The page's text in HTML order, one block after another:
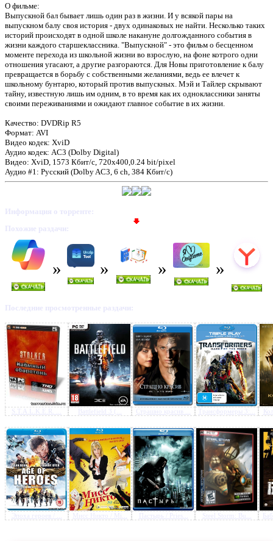
Предлагаем скачать
Выпускной / Prom (2011)
О фильме:
Выпускной бал бывает лишь один раз в жизни. И у всякой пары на
выпускном балу своя история - двух одинаковых не найти. Несколько таких
историй происходят в одной школе накануне долгожданного события в
жизни каждого старшеклассника. "Выпускной" - это фильм о бесценном
моменте перехода из школьной жизни во взрослую, на фоне котрого одни
отношения угасают, а другие разгораются. Для Новы приготовление к балу
превращается в борьбу с собственными желаниями, ведь ее влечет к
школьному бунтарю, который против выпускных. Мэй и Тайлер скрывают
тайну, известную лишь им одним, в то время как их одноклассники заняты
своими переживаниями и ожидают главное событие в их жизни.
Качество: DVDRip R5
Формат: AVI
Видео кодек: XviD
Аудио кодек: AC3 (Dolby Digital)
Видео: XviD, 1573 Кбит/с, 720x400,0.24 bit/pixel
Аудио #1: Русский (Dolby AC3, 6 ch, 384 Кбит/с)
Информация о торренте:
Похожие раздачи:
Последние просмотренные раздачи:
S.T.A.L.K.E.R. ... Battlefield 3 (... Страшно красив ... Трансформеры 3:...
Эпоха героев / ... Мисс Никто / Mi... Пастырь / Pries... Steel Storm: Bu...